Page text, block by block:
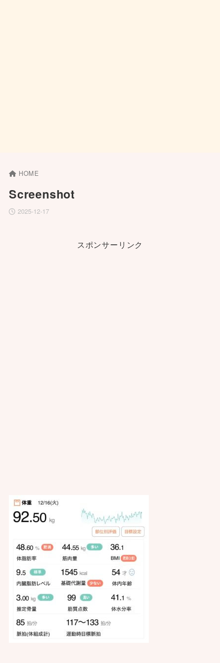
HOME
Screenshot
2025-12-17
スポンサーリンク